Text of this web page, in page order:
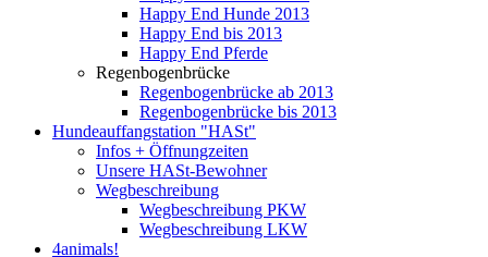
Happy End Hunde 2013
Happy End bis 2013
Happy End Pferde
Regenbogenbrücke
Regenbogenbrücke ab 2013
Regenbogenbrücke bis 2013
Hundeauffangstation "HASt"
Infos + Öffnungzeiten
Unsere HASt-Bewohner
Wegbeschreibung
Wegbeschreibung PKW
Wegbeschreibung LKW
4animals!